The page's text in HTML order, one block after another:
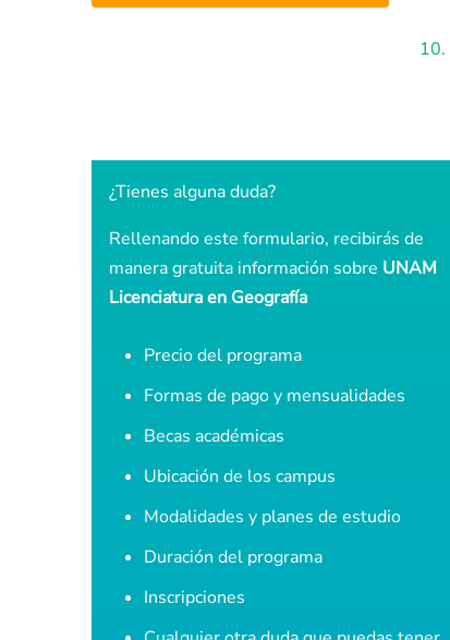
¿Tienes alguna duda?
Rellenando este formulario, recibirás de
manera gratuita información sobre UNAM
Licenciatura en Geografía
Precio del programa
Formas de pago y mensualidades
Becas académicas
Ubicación de los campus
Modalidades y planes de estudio
Duración del programa
Inscripciones